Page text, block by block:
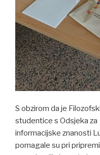
S obzirom da je
studentice s Odsjeka za
informacijske znanosti
pomagale su pri